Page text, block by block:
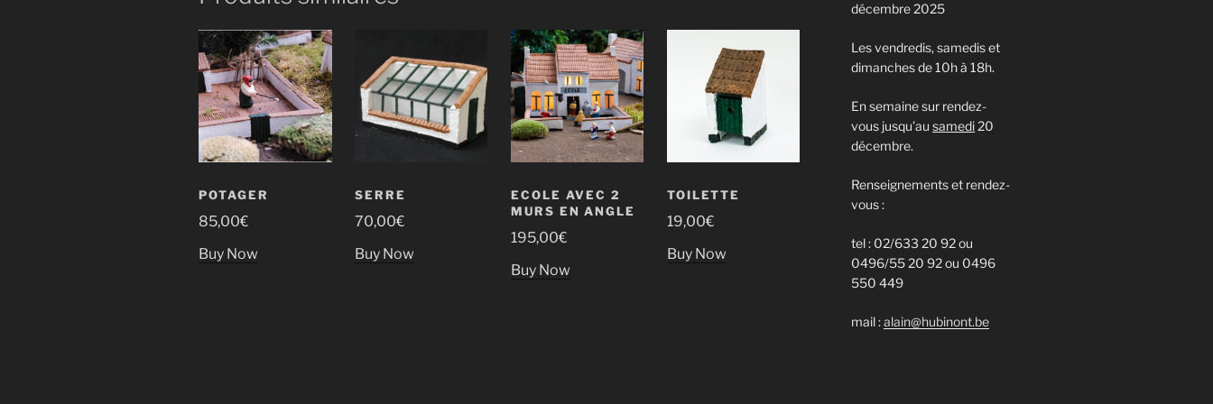
POTAGER
85,00€
Buy Now
SERRE
70,00€
Buy Now
ECOLE AVEC 2
MURS EN ANGLE
195,00€
Buy Now
TOILETTE
19,00€
Buy Now
décembre 2025
Les vendredis, samedis et
dimanches de 10h à 18h.
En semaine sur rendez-
vous jusqu’ausamedi20
décembre.
Renseignements et rendez-
vous :
tel : 02/633 20 92 ou
0496/55 20 92 ou 0496
550 449
mail :alain@hubinont.be